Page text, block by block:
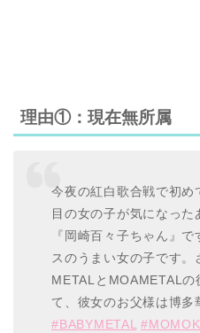
理由①：現在無所属
今夜の紅白歌合戦で初め
目の女の子が気になっ
『岡崎百々子ちゃん』
スのうまい女の子です
METALとMOAMETALの
て、彼女のお父様は博多
#BABYMETAL